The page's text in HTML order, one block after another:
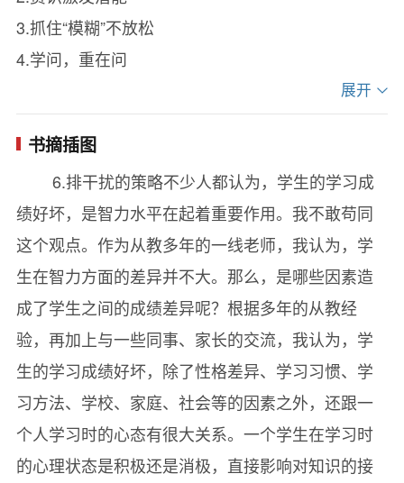
漏补缺”，从而“让成绩和友谊与理想共舞”……
从故事的细节中我们可以看出，是作者在教育
方式和方法运用上的“用心”和“有心”，成就了女儿的
前提前半年被保送至国家重点大学、大学毕业即考
入*新闻单位。
3.抓住“模糊”不放松
4.学问，重在问
6.排干扰的策略
7.照镜效应
8.错题本是个宝贝
9.孩子“没有”逆反期
10.学习，只有现在进行时
11.学习没有重、难点
12.怎样学好所谓的副科？
13.在校参加活动多，好不好？
14.换老师的风波
15.有计划做事效率高
16.心甘情愿受这份“罪”
17.爸爸的批评
展开
书摘插图
6.排干扰的策略不少人都认为，学生的学习成
绩好坏，是智力水平在起着重要作用。我不敢苟同
这个观点。作为从教多年的一线老师，我认为，学
生在智力方面的差异并不大。那么，是哪些因素造
成了学生之间的成绩差异呢？根据多年的从教经
验，再加上与一些同事、家长的交流，我认为，学
生的学习成绩好坏，除了性格差异、学习习惯、学
习方法、学校、家庭、社会等的因素之外，还跟一
个人学习时的心态有很大关系。一个学生在学习时
的心理状态是积极还是消极，直接影响对知识的接